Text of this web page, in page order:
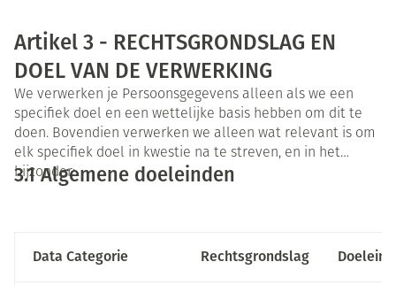
Artikel 3 - RECHTSGRONDSLAG EN
DOEL VAN DE VERWERKING
We verwerken je Persoonsgegevens alleen als we een
specifiek doel en een wettelijke basis hebben om dit te
doen. Bovendien verwerken we alleen wat relevant is om
elk specifiek doel in kwestie na te streven, en in het
bijzonder:
3.1 Algemene doeleinden
Data Categorie Rechtsgrondslag